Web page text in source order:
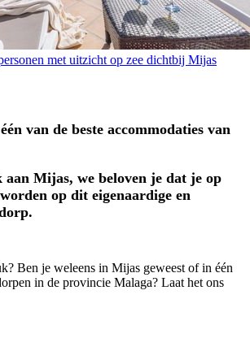
met uitzicht op zee dichtbij Mijas
van de beste accommodaties van
aan Mijas, we beloven je dat je op
op dit eigenaardige en
Ben je weleens in Mijas geweest of in één
in de provincie Malaga? Laat het ons